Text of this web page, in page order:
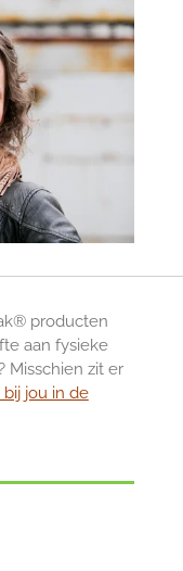
producten
aan fysieke
Misschien zit er
jou in de